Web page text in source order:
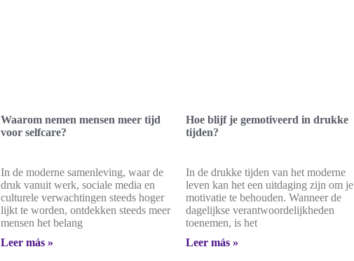
Waarom nemen mensen meer tijd
voor selfcare?
In de moderne samenleving, waar de
druk vanuit werk, sociale media en
culturele verwachtingen steeds hoger
lijkt te worden, ontdekken steeds meer
mensen het belang
Leer más »
Hoe blijf je gemotiveerd in drukke
tijden?
In de drukke tijden van het moderne
leven kan het een uitdaging zijn om je
motivatie te behouden. Wanneer de
dagelijkse verantwoordelijkheden
toenemen, is het
Leer más »